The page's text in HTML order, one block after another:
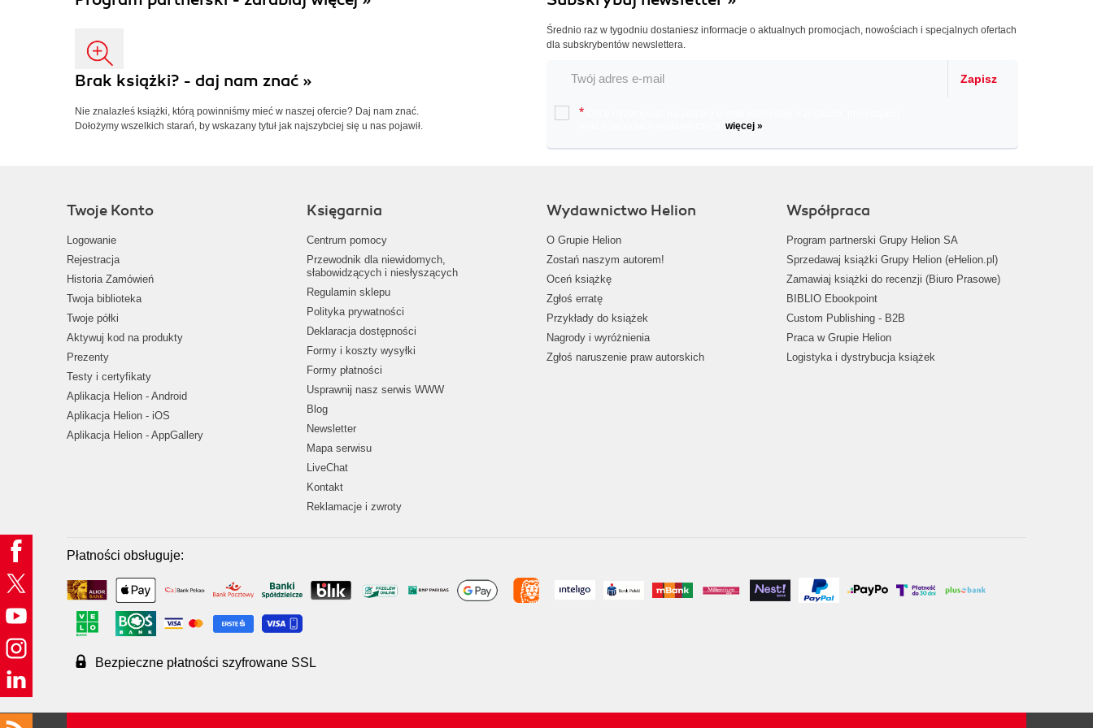
Brak książki? - daj nam znać »
Nie znalazłeś książki, którą powinniśmy mieć w naszej ofercie? Daj nam znać.
Dołożymy wszelkich starań, by wskazany tytuł jak najszybciej się u nas pojawił.
Średnio raz w tygodniu dostaniesz informacje o aktualnych promocjach, nowościach i specjalnych ofertach
dla subskrybentów newslettera.
Zapisz
*
więcej »
Twoje Konto
Logowanie
Rejestracja
Historia Zamówień
Twoja biblioteka
Twoje półki
Aktywuj kod na produkty
Prezenty
Testy i certyfikaty
Aplikacja Helion - Android
Aplikacja Helion - iOS
Aplikacja Helion - AppGallery
Księgarnia
Centrum pomocy
Przewodnik dla niewidomych,
słabowidzących i niesłyszących
Regulamin sklepu
Polityka prywatności
Deklaracja dostępności
Formy i koszty wysyłki
Formy płatności
Usprawnij nasz serwis WWW
Blog
Newsletter
Mapa serwisu
LiveChat
Kontakt
Reklamacje i zwroty
Wydawnictwo Helion
O Grupie Helion
Zostań naszym autorem!
Oceń książkę
Zgłoś erratę
Przykłady do książek
Nagrody i wyróżnienia
Zgłoś naruszenie praw autorskich
Współpraca
Program partnerski Grupy Helion SA
Sprzedawaj książki Grupy Helion (eHelion.pl)
Zamawiaj książki do recenzji (Biuro Prasowe)
BIBLIO Ebookpoint
Custom Publishing - B2B
Praca w Grupie Helion
Logistyka i dystrybucja książek
Płatności obsługuje:
Bezpieczne płatności szyfrowane SSL